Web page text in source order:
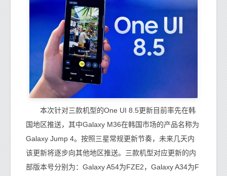
本次针对三款机型的One UI 8.5更新目前率先在韩
国地区推送，其中Galaxy M36在韩国市场的产品名称为
Galaxy Jump 4。按照三星常规更新节奏，未来几天内
该更新将逐步向其他地区推送。三款机型对应更新的内
部版本号分别为：Galaxy A54为FZE2，Galaxy A34为F